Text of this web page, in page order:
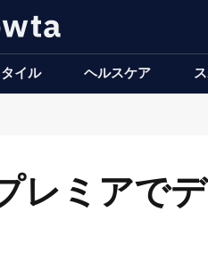
イル ヘルスケア
レミアで